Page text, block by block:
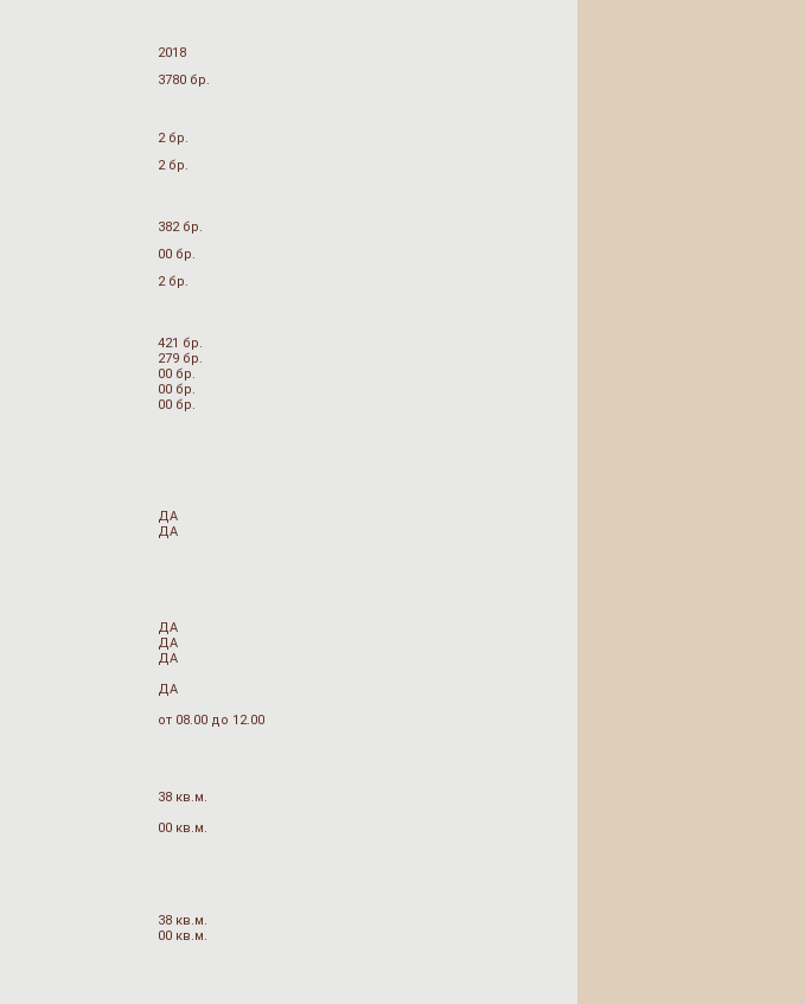
2018
3780 бр.
2 бр.
2 бр.
382 бр.
00 бр.
2 бр.
421 бр.
279 бр.
00 бр.
00 бр.
00 бр.
ДА
ДА
ДА
ДА
ДА
ДА
от 08.00 до 12.00
38 кв.м.
00 кв.м.
38 кв.м.
00 кв.м.